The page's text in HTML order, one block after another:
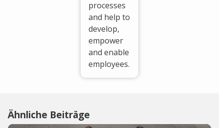
processes
and help to
develop,
empower
and enable
employees.
Ähnliche Beiträge